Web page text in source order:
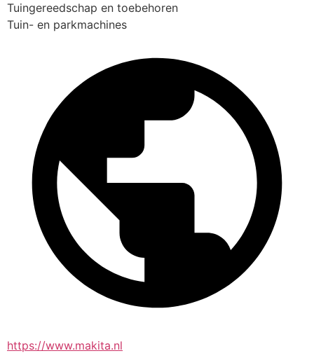
Tuingereedschap en toebehoren
Tuin- en parkmachines
https://www.makita.nl